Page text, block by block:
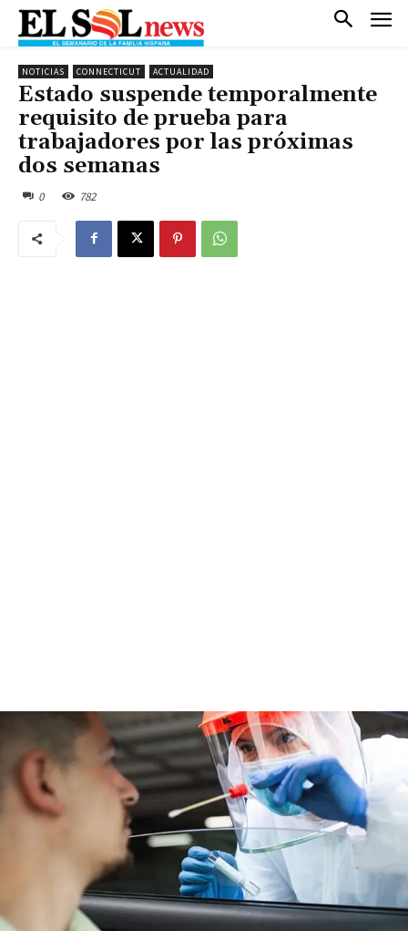
NOTICIAS CONNECTICUT ACTUALIDAD
Estado suspende temporalmente
requisito de prueba para
trabajadores por las próximas
dos semanas
0 782